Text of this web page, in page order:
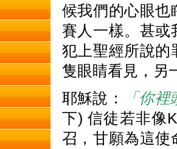
候我們的心眼也
賽人一樣。甚或
犯上聖經所說的
隻眼睛看見，另
耶穌說：
「你
下) 信徒若非像
召，甘願為這使